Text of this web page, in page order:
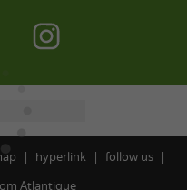
hyperlink
follow us
Atlantique